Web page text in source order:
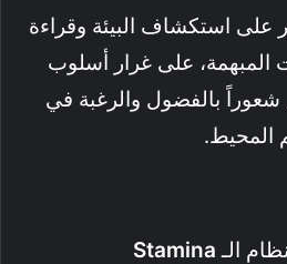
على استكشاف البيئة وقراءة
المبهمة، على غرار أسلوب
شعوراً بالفضول والرغبة في
المحيط.
الـ Stamina